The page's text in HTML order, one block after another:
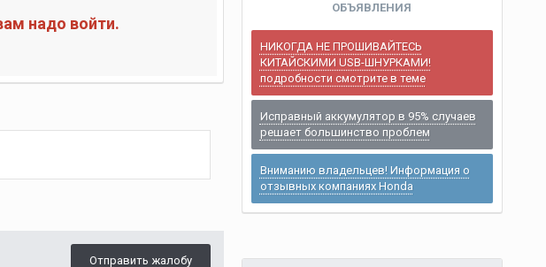
надо войти.
Отправить жалобу
ОБЪЯВЛЕНИЯ
НИКОГДА НЕ ПРОШИВАЙТЕСЬ
КИТАЙСКИМИ USB-ШНУРКАМИ!
подробности смотрите в теме
Исправный аккумулятор в 95% случаев
решает большинство проблем
Вниманию владельцев! Информация о
отзывных компаниях Honda